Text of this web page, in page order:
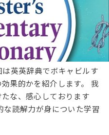
は英英辞典でボキャビルす
果的かを紹介します。 我
な、感心しております
な読解力が身についた学習